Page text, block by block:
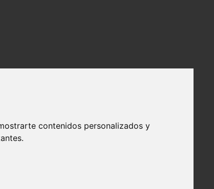
contenidos personalizados y